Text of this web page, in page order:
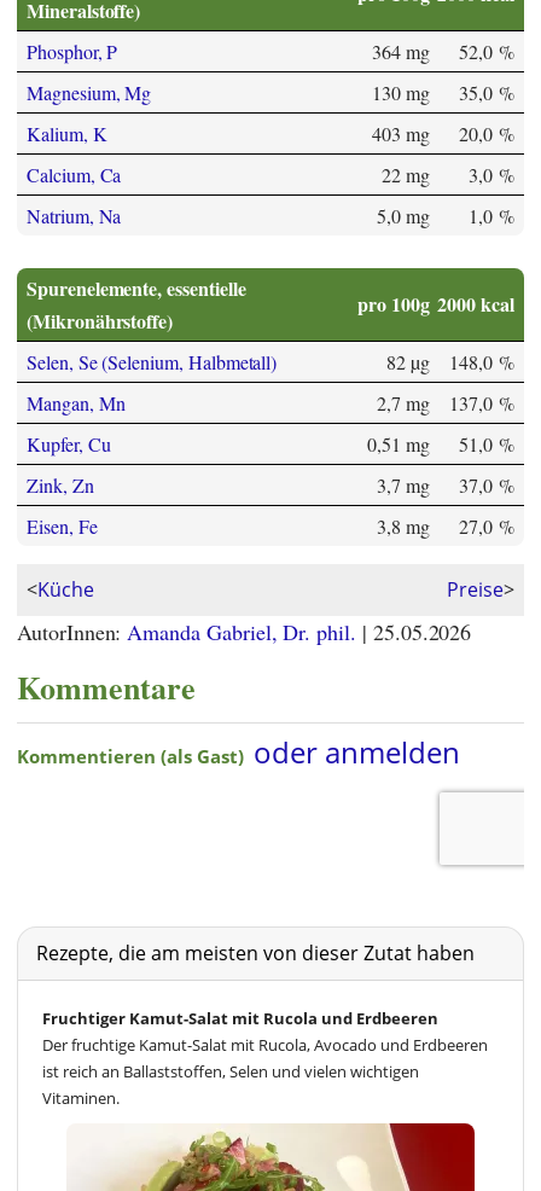
Mineralstoffe)
Phosphor, P 364 mg
52,0 %
Magnesium, Mg
130 mg
35,0 %
Kalium, K
403 mg
20,0 %
Calcium, Ca
22 mg
3,0 %
Natrium, Na
5,0 mg 1,0 %
Spurenelemente, essentielle
(Mikronährstoffe)
pro 100g 2000 kcal
Selen, Se (Selenium, Halbmetall) 82 µg
148,0 %
Mangan, Mn
2,7 mg
137,0 %
Kupfer, Cu
0,51 mg
51,0 %
Zink, Zn
3,7 mg
37,0 %
Eisen, Fe
3,8 mg 27,0 %
<Küche Preise>
AutorInnen:Amanda Gabriel, Dr. phil. | 25.05.2026
Kommentare
Rezepte, die am meisten von dieser Zutat haben
Fruchtiger Kamut-Salat mit Rucola und Erdbeeren
Der fruchtige Kamut-Salat mit Rucola, Avocado und Erdbeeren
ist reich an Ballaststoffen, Selen und vielen wichtigen
Vitaminen.